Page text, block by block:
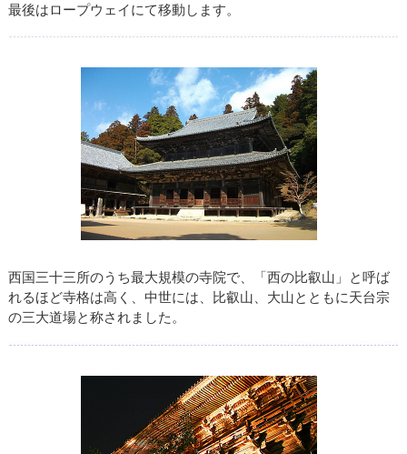
最後はロープウェイにて移動します。
西国三十三所のうち最大規模の寺院で、「西の比叡山」と呼ば
れるほど寺格は高く、中世には、比叡山、大山とともに天台宗
の三大道場と称されました。